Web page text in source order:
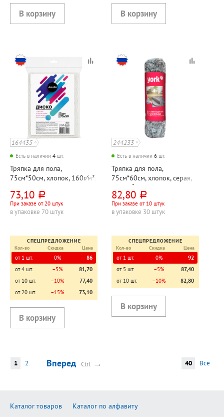
164435
Есть в наличии 4 шт.
Тряпка для пола,
75см*50см, хлопок, 160г⁄м²,
73,10 руб.
При заказе от 20 штук
в упаковке 70 штук
СПЕЦПРЕДЛОЖЕНИЕ
Кол-во
Скидка Цена
от 1 шт. 0%
86
от 4 шт.
−5%
81,70
от 10 шт.
−10%
77,40
от 20 шт.
−15% 73,10
244233
Есть в наличии 6 шт.
Тряпка для пола,
75см*60см, хлопок, серая,
260г⁄м², York
82,80 руб.
При заказе от 10 штук
в упаковке 30 штук
СПЕЦПРЕДЛОЖЕНИЕ
Кол-во
Скидка Цена
от 1 шт. 0%
92
от 5 шт.
−5%
87,40
от 10 шт.
−10% 82,80
Вперед Ctrl →
1 2 40 Все
Каталог товаров
Каталог по алфавиту